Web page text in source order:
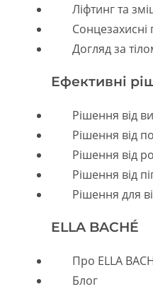
Ліфтинг та
Сонцезахисні
Догляд за
Ефективні
Menu
Рішення від
Рішення від
Рішення від
Рішення від
Рішення для
ELLA BACHÉ
Menu
Про ELLA
Блог